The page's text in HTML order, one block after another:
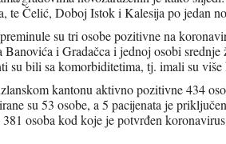
te Čelić, Doboj Istok i Kalesija po jedan
su tri osobe pozitivne na
Banovića i Gradačca i jednoj osobi
su bili sa komorbiditetima, tj. imali su
kantonu aktivno pozitivne 434
su 53 osobe, a 5 pacijenata je
osoba kod koje je potvrđen